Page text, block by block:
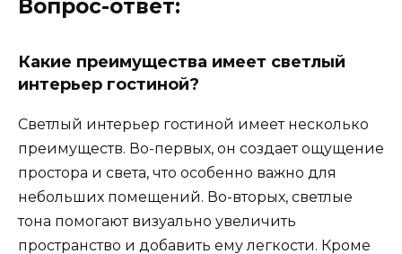
Вопрос-ответ:
Какие преимущества имеет светлый
интерьер гостиной?
Светлый интерьер гостиной имеет несколько
преимуществ. Во-первых, он создает ощущение
простора и света, что особенно важно для
небольших помещений. Во-вторых, светлые
тона помогают визуально увеличить
пространство и добавить ему легкости. Кроме